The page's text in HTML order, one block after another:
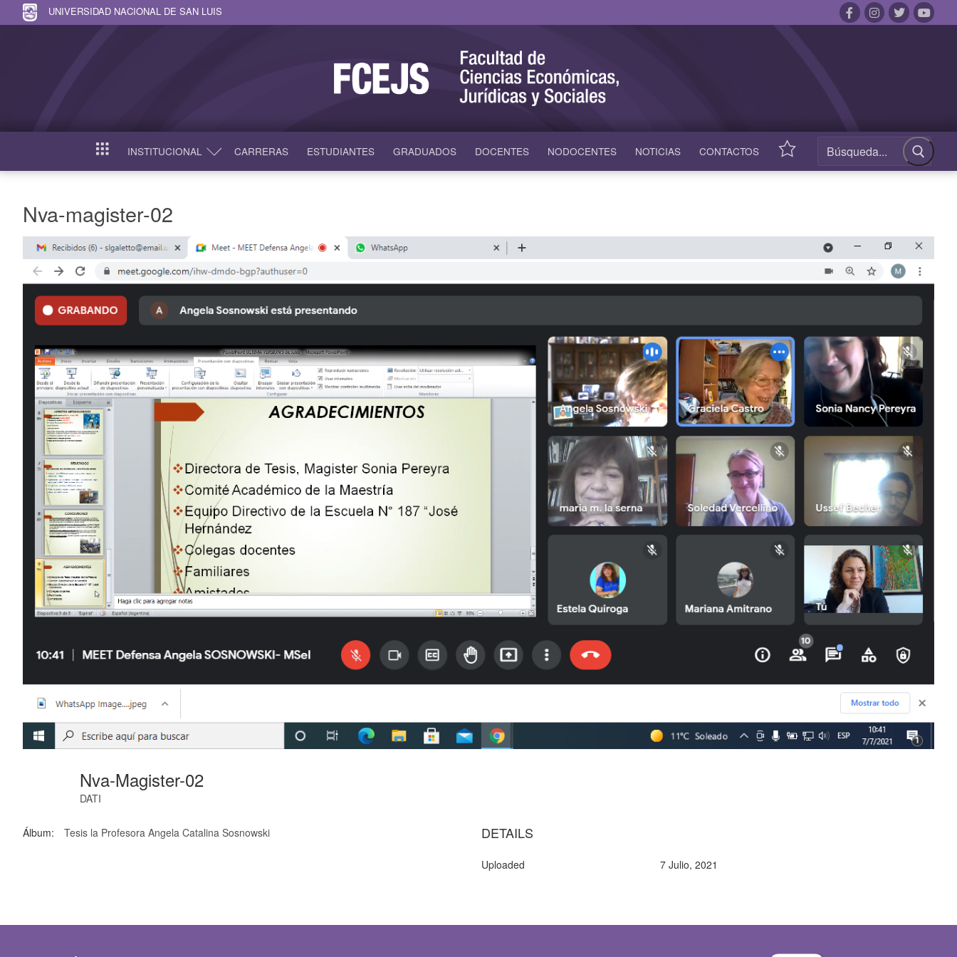
UNIVERSIDAD NACIONAL DE SAN LUIS
INICIO INSTITUCIONAL CARRERAS ESTUDIANTES GRADUADOS DOCENTES NODOCENTES NOTICIAS CONTACTOS ACCESOS
Nva-magister-02
Nva-Magister-02
DATI
Álbum: Tesis la Profesora Angela Catalina Sosnowski DETAILS
Uploaded 7 Julio, 2021